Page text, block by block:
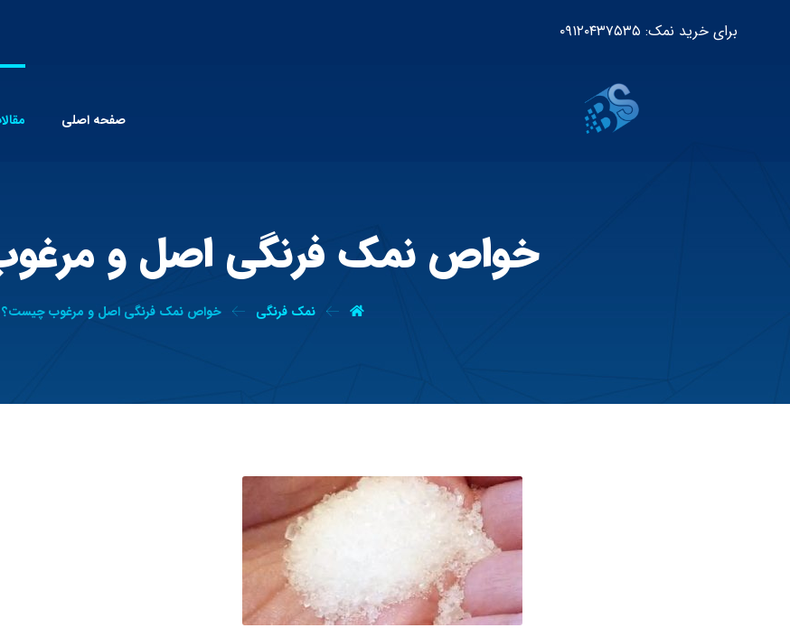
برای خرید نمک: ۰۹۱۲۰۴۳۷۵۳۵
صفحه اصلی
خواص نمک فرنگی اصل و
نمک فرنگی خواص نمک فرنگی اصل و مرغوب چیست؟